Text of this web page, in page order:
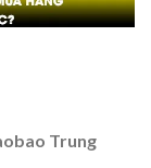
Trung